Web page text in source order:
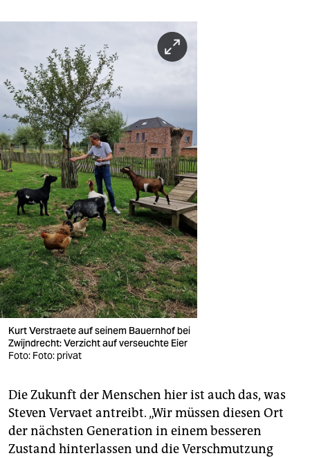
Kurt Verstraete auf seinem Bauernhof bei
Zwijndrecht: Verzicht auf verseuchte Eier
Foto: Foto: privat
Die Zukunft der Menschen hier ist auch das, was
Steven Vervaet antreibt. „Wir müssen diesen Ort
der nächsten Generation in einem besseren
Zustand hinterlassen und die Verschmutzung